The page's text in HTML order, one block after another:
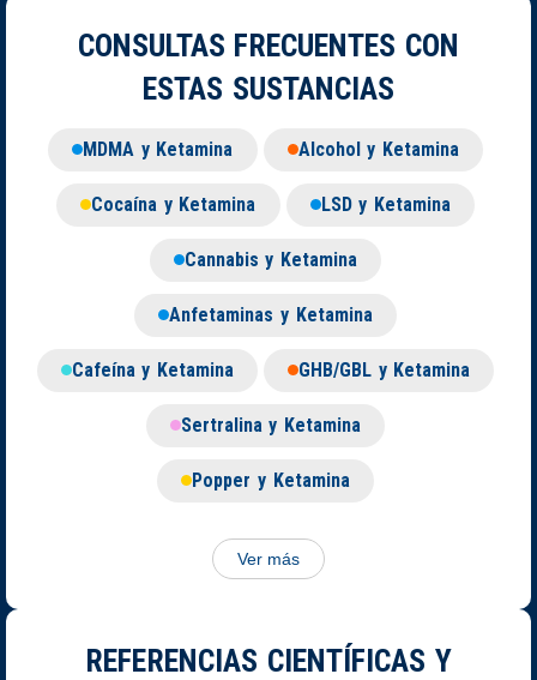
CONSULTAS FRECUENTES CON
ESTAS SUSTANCIAS
MDMA y Ketamina Alcohol y Ketamina
Cocaína y Ketamina LSD y Ketamina
Cannabis y Ketamina
Anfetaminas y Ketamina
Cafeína y Ketamina GHB/GBL y Ketamina
Sertralina y Ketamina
Popper y Ketamina
Ver más
REFERENCIAS CIENTÍFICAS Y